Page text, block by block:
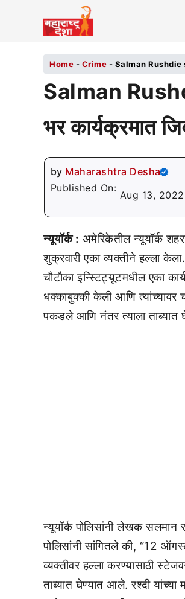
Home - Crime - Salman Rushdie
Salman
भर कार्यक्रमात
by Maharashtra Desha
Published On:
Aug 13,
न्यूयॉर्क : अमेरिकेतील न्यूयॉर्क
शुक्रवारी एका व्यक्तीने हल्ला
चौटौका इन्स्टिट्यूटमधील एका
धक्काबुक्की केली आणि त्यांच्यावर
पकडले आणि नंतर त्याला ताब्यात
न्यूयॉर्क पोलिसांनी लेखक सलमान
पोलिसांनी सांगितले की, “12
व्यक्तीवर हल्ला करण्यासाठी
ताब्यात घेण्यात आले. रश्दी